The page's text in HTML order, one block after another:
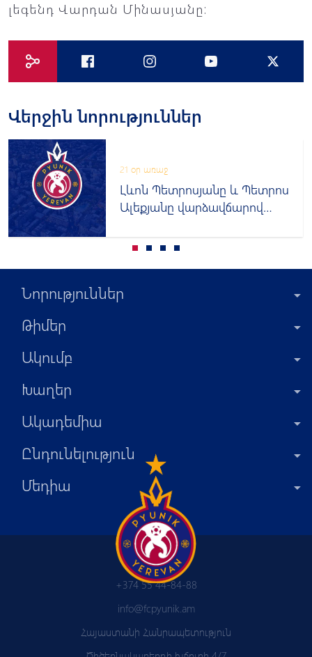
լեգենդ Վարդան Մինասյանը:
Վերջին նորություններ
21 օր առաջ
Լևոն Պետրոսյանը և Պետրոս
Ալեքյանը վարձավճարով
Նորություններ
Թիմեր
Ակումբ
Խաղեր
Ակադեմիա
Ընդունելություն
Մեդիա
+374 55 44-84-88
info@fcpyunik.am
Հայաստանի Հանրապետություն